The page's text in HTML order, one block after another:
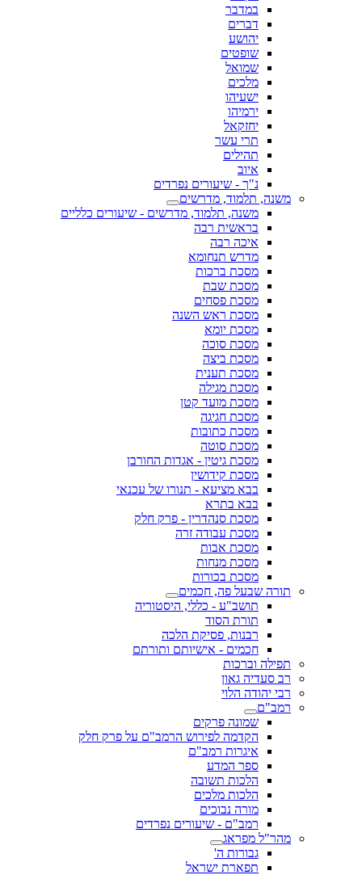
במדבר
דברים
יהושע
שופטים
שמואל
מלכים
ישעיהו
ירמיהו
יחזקאל
תרי עשר
תהילים
איוב
נ"ך - שיעורים נפרדים
משנה, תלמוד, מדרשים
משנה, תלמוד, מדרשים - שיעורים כלליים
בראשית רבה
איכה רבה
מדרש תנחומא
מסכת ברכות
מסכת שבת
מסכת פסחים
מסכת ראש השנה
מסכת יומא
מסכת סוכה
מסכת ביצה
מסכת תענית
מסכת מגילה
מסכת מועד קטן
מסכת חגיגה
מסכת כתובות
מסכת סוטה
מסכת גיטין - אגדות החורבן
מסכת קידושין
בבא מציעא - תנורו של עכנאי
בבא בתרא
מסכת סנהדרין - פרק חלק
מסכת עבודה זרה
מסכת אבות
מסכת מנחות
מסכת בכורות
תורה שבעל פה, חכמים
תושב"ע - כללי, היסטוריה
תורת הסוד
רבנות, פסיקת הלכה
חכמים - אישיותם ותורתם
תפילה וברכות
רב סעדיה גאון
רבי יהודה הלוי
רמב"ם
שמונה פרקים
הקדמה לפירוש הרמב"ם על פרק חלק
איגרות רמב"ם
ספר המדע
הלכות תשובה
הלכות מלכים
מורה נבוכים
רמב"ם - שיעורים נפרדים
מהר"ל מפראג
גבורות ה'
תפארת ישראל